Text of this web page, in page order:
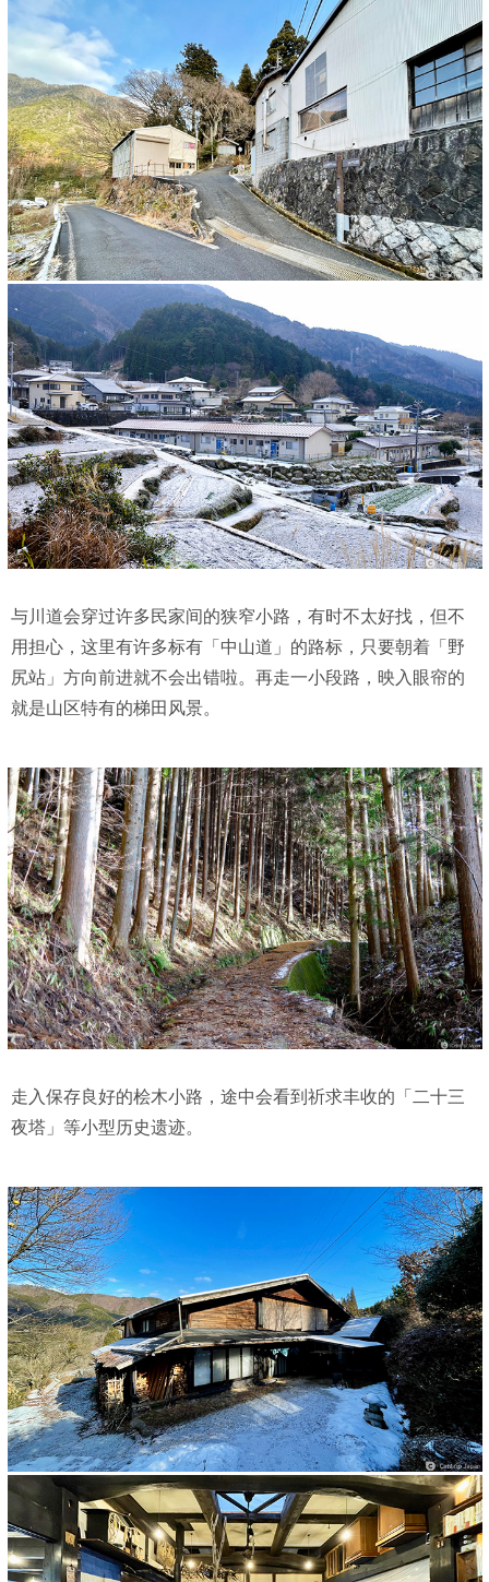
与川道会穿过许多民家间的狭窄小路，有时不太好找，但不
用担心，这里有许多标有「中山道」的路标，只要朝着「野
尻站」方向前进就不会出错啦。再走一小段路，映入眼帘的
就是山区特有的梯田风景。
走入保存良好的桧木小路，途中会看到祈求丰收的「二十三
夜塔」等小型历史遗迹。